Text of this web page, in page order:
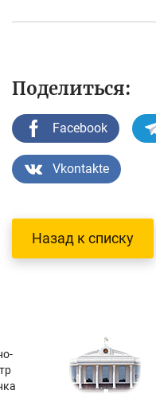
Поделиться:
Facebook
Vkontakte
Назад к списку